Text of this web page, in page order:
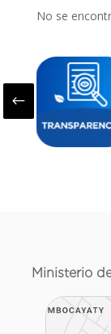
No se
#
Ministerio